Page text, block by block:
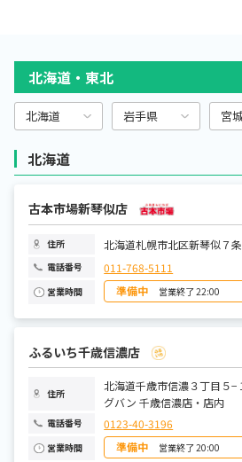
CD・DVD・ブルーレイ
グッズ・雑貨
トレカ
新刊書籍
レンタル（TSUTAYA）
中古ホビー（フィギュア・雑貨・プラ
北海道・東北
北海道 岩手県 宮
北海道
古本市場新琴似店
住所 北海道札幌市北区新琴似７条
電話番号 011-768-5111
営業時間 準備中 営業終了 22:00
日曜日
月曜日
水曜日
木曜日
金曜日
土曜日
ふるいち千歳信濃店
住所
北海道千歳市信濃３丁目５−
グバン 千歳信濃店・店内
電話番号 0123-40-3196
営業時間 準備中 営業終了 20:00